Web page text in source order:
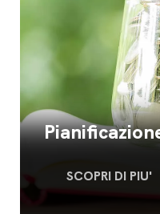
SCOPRI DI PIU'